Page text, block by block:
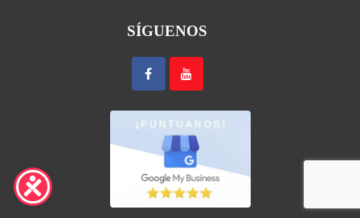
SÍGUENOS